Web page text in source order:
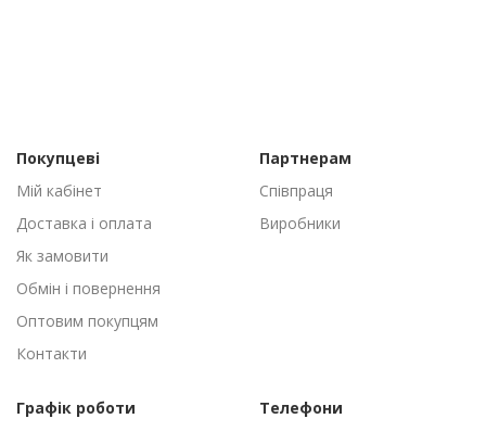
Покупцеві
Мій кабінет
Доставка і оплата
Як замовити
Обмін і повернення
Оптовим покупцям
Контакти
Партнерам
Співпраця
Виробники
Графік роботи
Телефони